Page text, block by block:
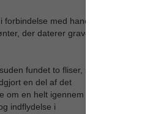
med handel;
der daterer graven til
fundet to fliser, som
en del af det
om en helt igennem
indflydelse i